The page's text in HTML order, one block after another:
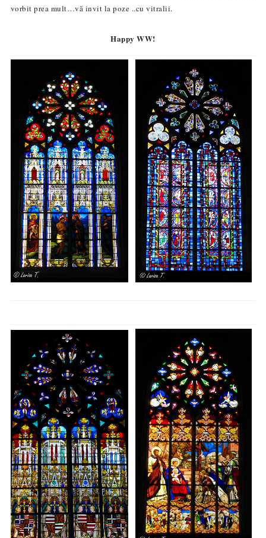
vorbit prea mult…vă invit la poze ..cu vitralii.
Happy WW!